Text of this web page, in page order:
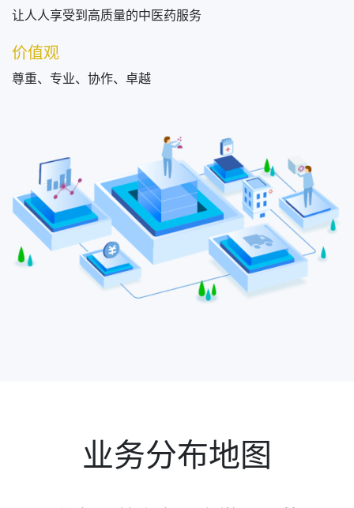
让人人享受到高质量的中医药服务
价值观
尊重、专业、协作、卓越
业务分布地图